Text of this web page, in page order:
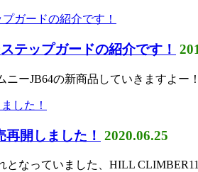
テップガードの紹介です！
ニーJB64の新商品していきますよ
開しました！ 2020.06.25
となっていました、HILL